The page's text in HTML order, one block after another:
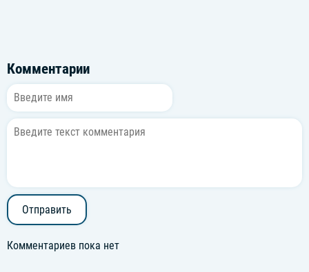
Комментарии
Отправить
Комментариев пока нет